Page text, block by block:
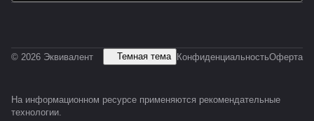
© 2026 Эквивалент Темная тема КонфиденциальностьОферта
На информационном ресурсе применяются рекомендательные
технологии.